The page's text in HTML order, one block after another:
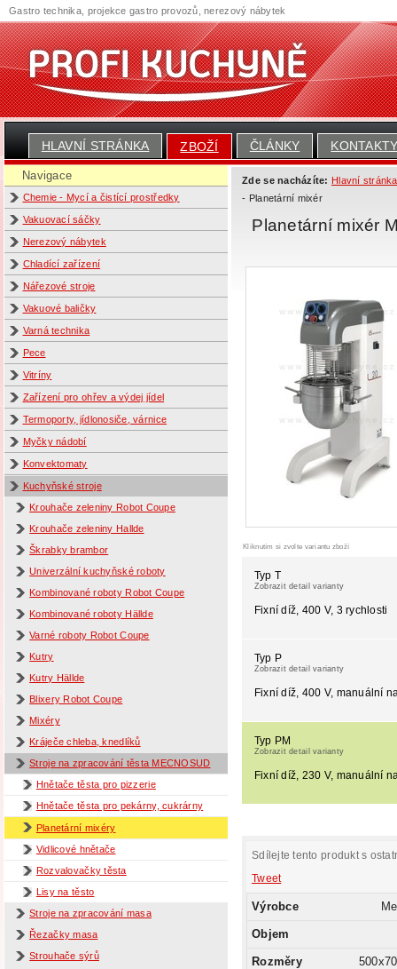
HLAVNÍ STRÁNKA ZBOŽÍ ČLÁNKY
Navigace
Chemie - Mycí a čistící prostředky
Vakuovací sáčky
Nerezový nábytek
Chladící zařízení
Nářezové stroje
Vakuové baličky
Varná technika
Pece
Vitríny
Zařízení pro ohřev a výdej jídel
Termoporty, jídlonosiče, várnice
Myčky nádobí
Konvektomaty
Kuchyňské stroje
Krouhače zeleniny Robot Coupe
Krouhače zeleniny Hallde
Škrabky brambor
Univerzální kuchyňské roboty
Kombinované roboty Robot Coupe
Kombinované roboty Hällde
Varné roboty Robot Coupe
Kutry
Kutry Hällde
Blixery Robot Coupe
Mixéry
Kráječe chleba, knedlíků
Stroje na zpracování těsta MECNOSUD
Hnětače těsta pro pizzerie
Hnětače těsta pro pekárny, cukrárny
Planetární mixéry
Vidlicové hnětače
Rozvalovačky těsta
Lisy na těsto
Stroje na zpracování masa
Řezačky masa
Strouhače sýrů
Zde se nacházíte: Hlavní stránka
- Planetární mixér
Planetární mixér
Kliknutím si zvolte variantu zboží
Typ T
Zobrazit detail varianty
Fixní díž, 400 V, 3 rychlosti
Typ P
Zobrazit detail varianty
Fixní díž, 400 V, manuální
Typ PM
Zobrazit detail varianty
Fixní díž, 230 V, manuální
Sdílejte tento produkt s
Tweet
Výrobce
Objem
Rozměry
Gastro technika, projekce gastro provozů, nerezový nábytek